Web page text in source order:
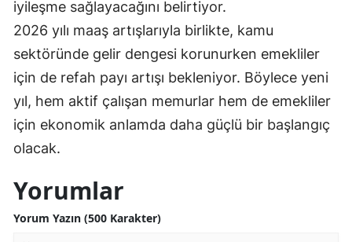
iyileşme sağlayacağını belirtiyor.
2026 yılı maaş artışlarıyla birlikte, kamu
sektöründe gelir dengesi korunurken emekliler
için de refah payı artışı bekleniyor. Böylece yeni
yıl, hem aktif çalışan memurlar hem de emekliler
için ekonomik anlamda daha güçlü bir başlangıç
olacak.
Yorumlar
Yorum Yazın (500 Karakter)